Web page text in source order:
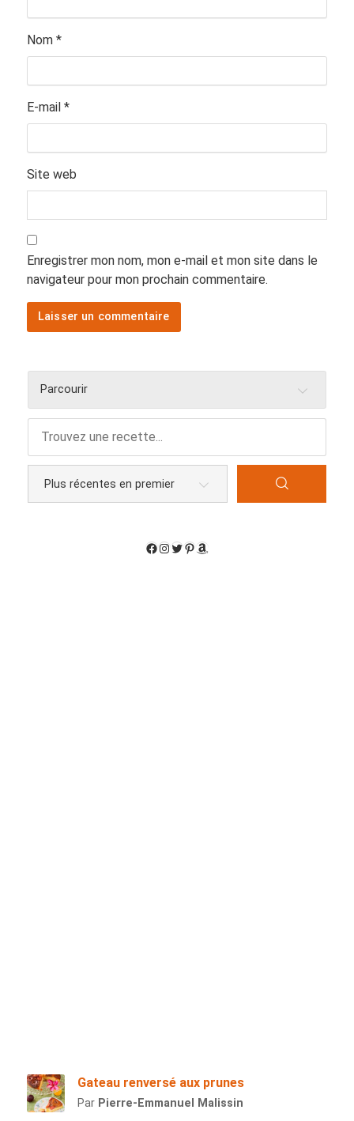
Nom *
E-mail *
Site web
Enregistrer mon nom, mon e-mail et mon site dans le
navigateur pour mon prochain commentaire.
Parcourir
Gateau renversé aux prunes
Par Pierre-Emmanuel Malissin